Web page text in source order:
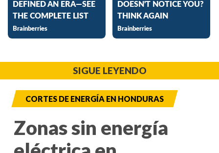
SIGUE LEYENDO
CORTES DE ENERGÍA EN HONDURAS
Zonas sin energía